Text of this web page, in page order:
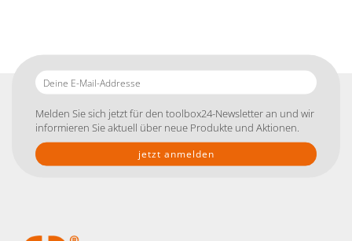
Deine
E-
Addresse
Melden Sie sich jetzt für den toolbox24-Newsletter an und wir
informieren Sie aktuell über neue Produkte und Aktionen.